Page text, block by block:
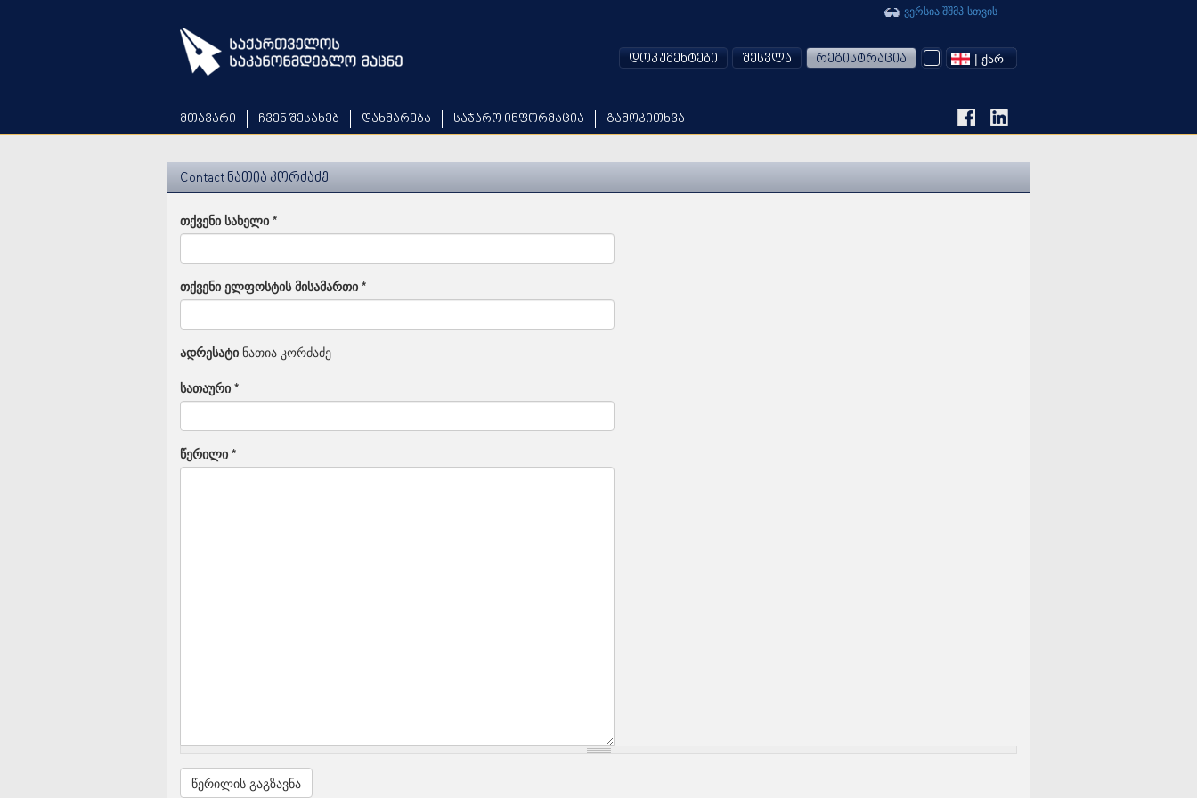
მთავარი ჩვენ შესახებ დახმარება საჯარო ინფორმაცია გამოკითხვა
ვერსია შშმპ-სთვის
დოკუმენტები შესვლა რეგისტრაცია | ᲥᲐᲠ
Contact ნათია კორძაძე
თქვენი სახელი *
თქვენი ელფოსტის მისამართი *
ადრესატი ნათია კორძაძე
სათაური *
წერილი *
წერილის გაგზავნა